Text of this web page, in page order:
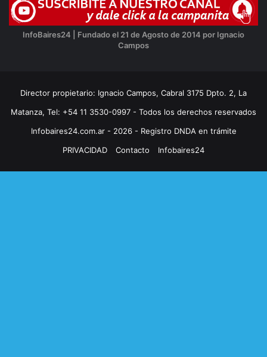
InfoBaires24 | Fundado el 21 de Agosto de 2014 por Ignacio
Campos
Director propietario: Ignacio Campos, Cabral 3175 Dpto. 2, La
Matanza, Tel: +54 11 3530-0997 - Todos los derechos reservados
Infobaires24.com.ar - 2026 - Registro DNDA en trámite
PRIVACIDAD
Contacto Infobaires24